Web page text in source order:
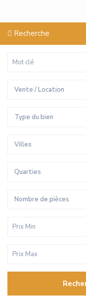
Recherche
Vente / Location
Type du bien
Villes
Quarties
Nombre de pièces